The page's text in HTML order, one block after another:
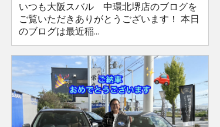
いつも大阪スバル 中環北堺店のブログを
ご覧いただきありがとうございます！ 本日
のブログは最近稲...